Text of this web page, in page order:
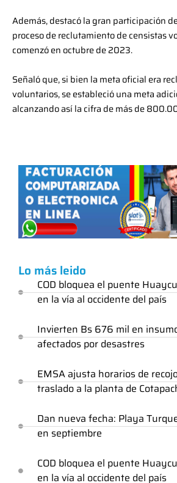
Además, destacó la gran participación
proceso de reclutamiento de censistas
comenzó en octubre de 2023.
Señaló que, si bien la meta oficial era
voluntarios, se estableció una meta
alcanzando así la cifra de más de
Lo más leido
COD bloquea el puente
en la vía al occidente del país
Invierten Bs 676 mil en
afectados por desastres
EMSA ajusta horarios de
traslado a la planta de
Dan nueva fecha: Playa
en septiembre
COD bloquea el puente
en la vía al occidente del país